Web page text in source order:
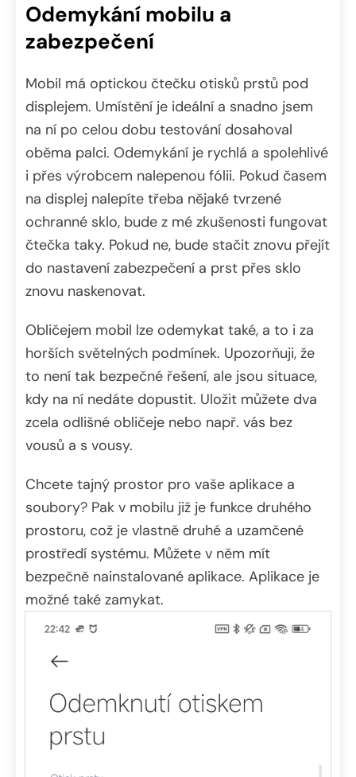
Odemykání mobilu a
zabezpečení
Mobil má optickou čtečku otisků prstů pod
displejem. Umístění je ideální a snadno jsem
na ní po celou dobu testování dosahoval
oběma palci. Odemykání je rychlá a spolehlivé
i přes výrobcem nalepenou fólii. Pokud časem
na displej nalepíte třeba nějaké tvrzené
ochranné sklo, bude z mé zkušenosti fungovat
čtečka taky. Pokud ne, bude stačit znovu přejít
do nastavení zabezpečení a prst přes sklo
znovu naskenovat.
Obličejem mobil lze odemykat také, a to i za
horších světelných podmínek. Upozorňuji, že
to není tak bezpečné řešení, ale jsou situace,
kdy na ní nedáte dopustit. Uložit můžete dva
zcela odlišné obličeje nebo např. vás bez
vousů a s vousy.
Chcete tajný prostor pro vaše aplikace a
soubory? Pak v mobilu již je funkce druhého
prostoru, což je vlastně druhé a uzamčené
prostředí systému. Můžete v něm mít
bezpečně nainstalované aplikace. Aplikace je
možné také zamykat.